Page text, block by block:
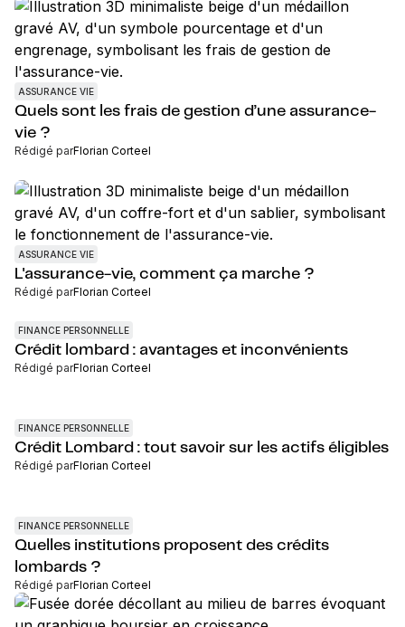
ASSURANCE VIE
Quels sont les frais de gestion d’une assurance-
vie ?
Rédigé parFlorian Corteel
ASSURANCE VIE
L'assurance-vie, comment ça marche ?
Rédigé parFlorian Corteel
FINANCE PERSONNELLE
Crédit lombard : avantages et inconvénients
Rédigé parFlorian Corteel
FINANCE PERSONNELLE
Crédit Lombard : tout savoir sur les actifs éligibles
Rédigé parFlorian Corteel
FINANCE PERSONNELLE
Quelles institutions proposent des crédits
lombards ?
Rédigé parFlorian Corteel